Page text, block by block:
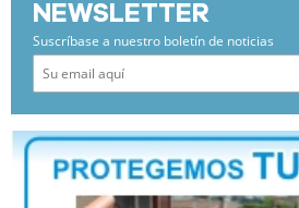
NEWSLETTER
Suscríbase a nuestro boletín de noticias